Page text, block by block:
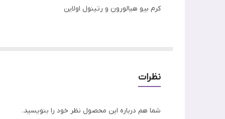
کرم بیو هیالورون و رتینول اولاین
این کرم غنی شده با رتینول و کلاژن میباشد تا چین و
نظرات
شما هم درباره این محصول نظر خود را بنویسید.